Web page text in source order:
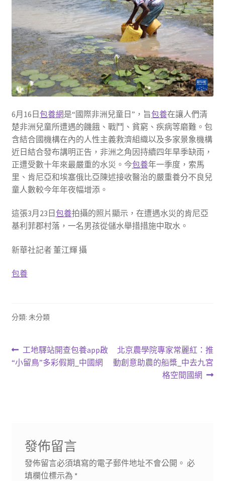
6月16日包養網是“國際非洲兒童日”，旨包養在讓人們清
楚非洲兒童所遭遇的饑餓、戰鬥、貧窮、疾病等磨難。包
含結合國機構在內的人性主義救濟組織以及多家景象機構
近日結合發布講明正告，非洲之角因持續四年旱季缺雨，
正遭受數十年來最嚴重的水災。今包養年一季度，索馬
里、肯尼亞和埃塞俄比亞陳述接收醫治的嚴重養分不良兒
童人數較今年年夜幅增添。
這張3月23日 包養拍攝的照片顯示，在遭遇水災的肯尼亞
基利菲郡村落，一名男孩從儲水舉措措施中取水。
新華社記者 董江輝 攝
包養
分類: 未分類
文
章
上
一
工地驛站開查包養app啟
“小留鳥”多彩假期_中國網
下
一
北京農學院專家常麗紅：推
動創意助農的船槳_中去九宮
格空間國網
發佈留言
發佈留言必須填寫的電子郵件地址不會公開。 必
填欄位標示為 *